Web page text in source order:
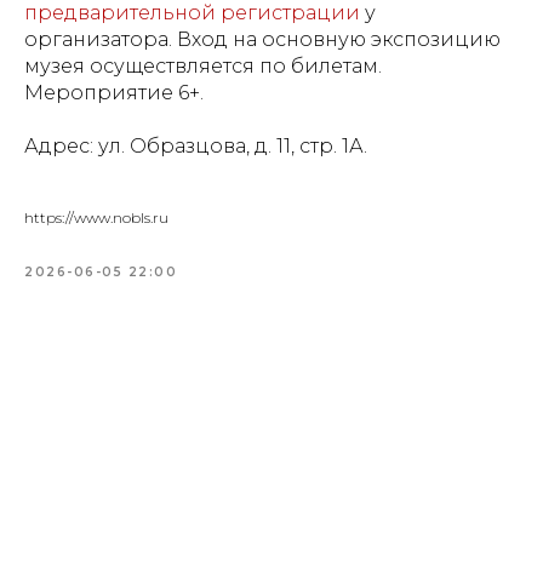
предварительной регистрации у
организатора. Вход на основную экспозицию
музея осуществляется по билетам.
Мероприятие 6+.
Адрес: ул. Образцова, д. 11, стр. 1А.
https://www.nobls.ru
2026-06-05 22:00